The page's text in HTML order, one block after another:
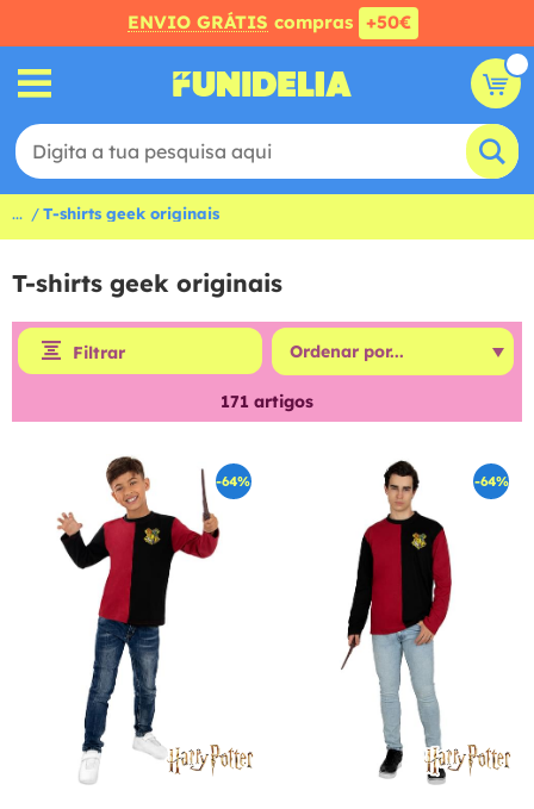
ENVIO GRÁTIS compras +50€
... T-shirts geek originais
T-shirts geek originais
Filtrar
171 artigos
-64% -64%